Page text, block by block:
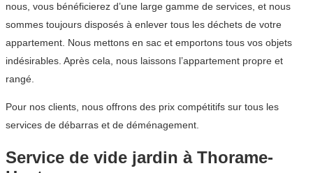
nous, vous bénéficierez d’une large gamme de services, et nous
sommes toujours disposés à enlever tous les déchets de votre
appartement. Nous mettons en sac et emportons tous vos objets
indésirables. Après cela, nous laissons l’appartement propre et
rangé.
Pour nos clients, nous offrons des prix compétitifs sur tous les
services de débarras et de déménagement.
Service de vide jardin à Thorame-